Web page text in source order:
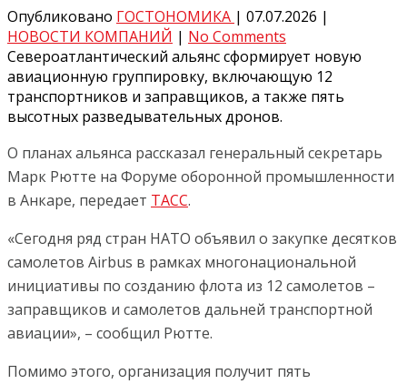
Опубликовано ГОСТОНОМИКА | 07.07.2026 |
НОВОСТИ КОМПАНИЙ | No Comments
Североатлантический альянс сформирует новую
авиационную группировку, включающую 12
транспортников и заправщиков, а также пять
высотных разведывательных дронов.
О планах альянса рассказал генеральный секретарь
Марк Рютте на Форуме оборонной промышленности
в Анкаре, передает ТАСС.
«Сегодня ряд стран НАТО объявил о закупке десятков
самолетов Airbus в рамках многонациональной
инициативы по созданию флота из 12 самолетов –
заправщиков и самолетов дальней транспортной
авиации», – сообщил Рютте.
Помимо этого, организация получит пять